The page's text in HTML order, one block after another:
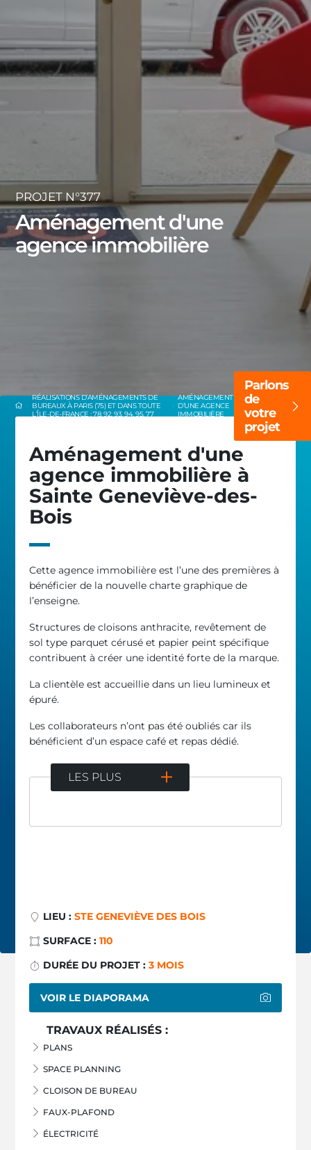
PROJET N°377
Aménagement d'une
agence immobilière
RÉALISATIONS D’AMÉNAGEMENTS DE
BUREAUX À PARIS (75) ET DANS TOUTE
L’ÎLE-DE-FRANCE : 78, 92, 93, 94, 95, 77
AMÉNAGEMENT
D’UNE AGENCE
IMMOBILIÈRE
Parlons
de
votre
projet
Aménagement d'une
agence immobilière à
Sainte Geneviève-des-
Bois
Cette agence immobilière est l’une des premières à
bénéficier de la nouvelle charte graphique de
l’enseigne.
Structures de cloisons anthracite, revêtement de
sol type parquet cérusé et papier peint spécifique
contribuent à créer une identité forte de la marque.
La clientèle est accueillie dans un lieu lumineux et
épuré.
Les collaborateurs n’ont pas été oubliés car ils
bénéficient d’un espace café et repas dédié.
LES PLUS
LIEU :STE GENEVIÈVE DES BOIS
SURFACE :110
DURÉE DU PROJET :3 MOIS
VOIR LE DIAPORAMA
TRAVAUX RÉALISÉS :
PLANS
SPACE PLANNING
CLOISON DE BUREAU
FAUX-PLAFOND
ÉLECTRICITÉ